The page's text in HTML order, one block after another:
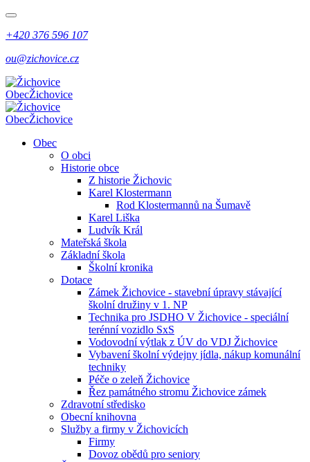
+420 376 596 107
ou@zichovice.cz
ObecŽichovice
ObecŽichovice
Obec
O obci
Historie obce
Z historie Žichovic
Karel Klostermann
Rod Klostermannů na Šumavě
Karel Liška
Ludvík Král
Mateřská škola
Základní škola
Školní kronika
Dotace
Zámek Žichovice - stavební úpravy stávající
školní družiny v 1. NP
Technika pro JSDHO V Žichovice - speciální
terénní vozidlo SxS
Vodovodní výtlak z ÚV do VDJ Žichovice
Vybavení školní výdejny jídla, nákup komunální
techniky
Péče o zeleň Žichovice
Řez památného stromu Žichovice zámek
Zdravotní středisko
Obecní knihovna
Služby a firmy v Žichovicích
Firmy
Dovoz obědů pro seniory